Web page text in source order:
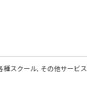
種スクール, その他サービス